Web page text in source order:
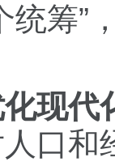
统筹”
现代
口和